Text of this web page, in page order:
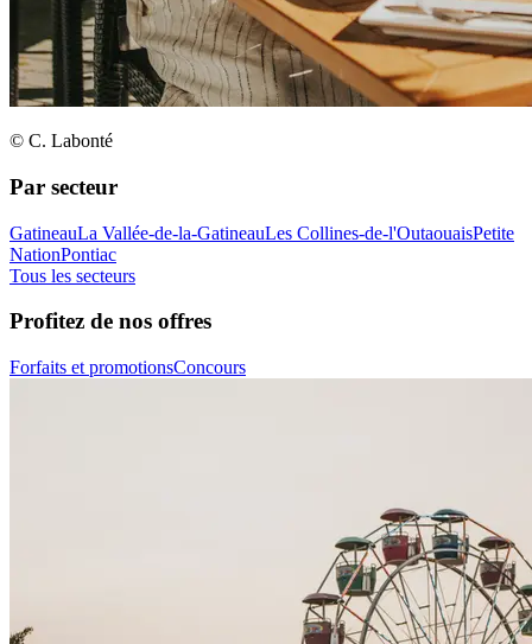
© C. Labonté
Par secteur
GatineauLa Vallée-de-la-GatineauLes Collines-de-l'OutaouaisPetite
NationPontiac
Tous les secteurs
Profitez de nos offres
Forfaits et promotionsConcours